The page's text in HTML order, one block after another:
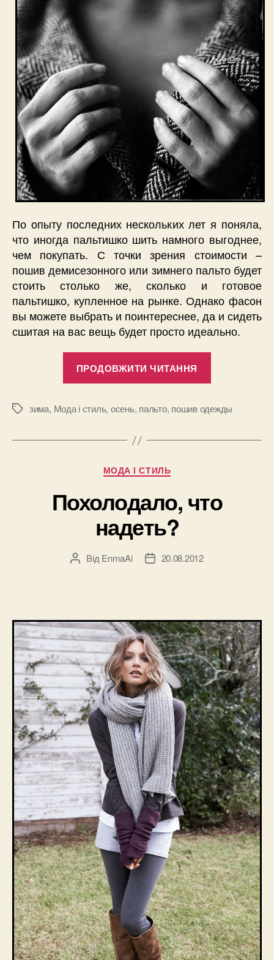
По опыту последних нескольких лет я поняла,
что иногда пальтишко шить намного выгоднее,
чем покупать. С точки зрения стоимости –
пошив демисезонного или зимнего пальто будет
стоить столько же, сколько и готовое
пальтишко, купленное на рынке. Однако фасон
вы можете выбрать и поинтереснее, да и сидеть
сшитая на вас вещь будет просто идеально.
ПРОДОВЖИТИ ЧИТАННЯ
осень”
Позначки
зима, Мода і стиль, осень, пальто, пошив одежды
Категорії
МОДА І СТИЛЬ
Похолодало, что
надеть?
Автор
Від EnmaAi
Дата20.08.2012